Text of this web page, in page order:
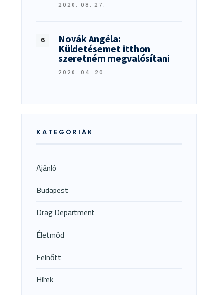
2020. 08. 27.
Novák Angéla:
Küldetésemet itthon
szeretném megvalósítani
2020. 04. 20.
KATEGÓRIÁK
Ajánló
Budapest
Drag Department
Életmód
Felnőtt
Hírek